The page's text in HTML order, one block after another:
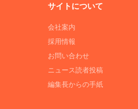
サイトについて
会社案内
採用情報
お問い合わせ
ニュース読者投稿
編集長からの手紙